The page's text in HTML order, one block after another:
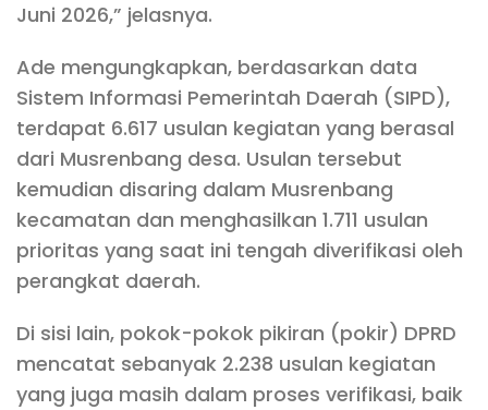
Juni 2026,” jelasnya.
Ade mengungkapkan, berdasarkan data
Sistem Informasi Pemerintah Daerah (SIPD),
terdapat 6.617 usulan kegiatan yang berasal
dari Musrenbang desa. Usulan tersebut
kemudian disaring dalam Musrenbang
kecamatan dan menghasilkan 1.711 usulan
prioritas yang saat ini tengah diverifikasi oleh
perangkat daerah.
Di sisi lain, pokok-pokok pikiran (pokir) DPRD
mencatat sebanyak 2.238 usulan kegiatan
yang juga masih dalam proses verifikasi, baik